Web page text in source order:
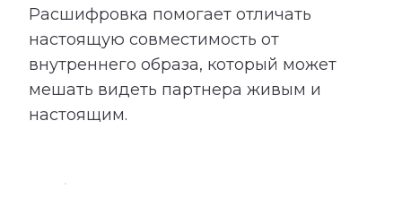
Расшифровка помогает отличать
настоящую совместимость от
внутреннего образа, который может
мешать видеть партнера живым и
настоящим.